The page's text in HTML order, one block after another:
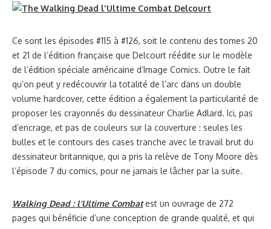
Ce sont les épisodes #115 à #126, soit le contenu des tomes 20
et 21 de l’édition française que Delcourt réédite sur le modèle
de l’édition spéciale américaine d’Image Comics. Outre le fait
qu’on peut y redécouvrir la totalité de l’arc dans un double
volume hardcover, cette édition a également la particularité de
proposer les crayonnés du dessinateur Charlie Adlard. Ici, pas
d’encrage, et pas de couleurs sur la couverture : seules les
bulles et le contours des cases tranche avec le travail brut du
dessinateur britannique, qui a pris la relève de Tony Moore dès
l’épisode 7 du comics, pour ne jamais le lâcher par la suite.
Walking Dead : l’Ultime Combatest un ouvrage de 272
pages qui bénéficie d’une conception de grande qualité, et qui